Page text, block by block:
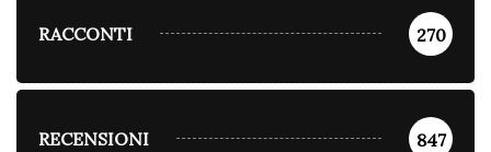
RACCONTI 270
RECENSIONI 847